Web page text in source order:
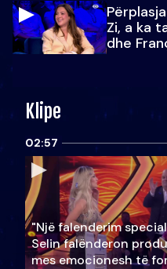
Zi, a ka
dhe
Klipe
02:57
"Një falenderim
Selin falënderon
mes emocionesh të